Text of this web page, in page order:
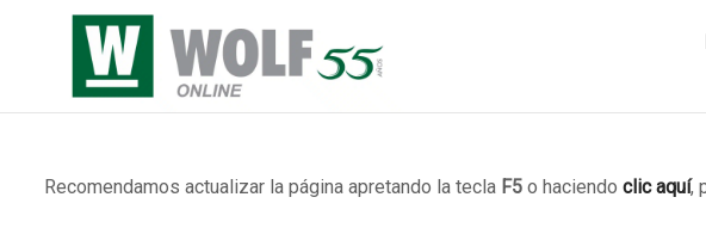
Recomendamos actualizar la página apretando la tecla F5 o haciendo clic aquí,